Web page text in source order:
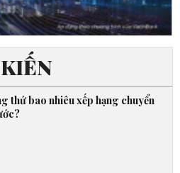
thứ bao nhiêu xếp hạng chuyển